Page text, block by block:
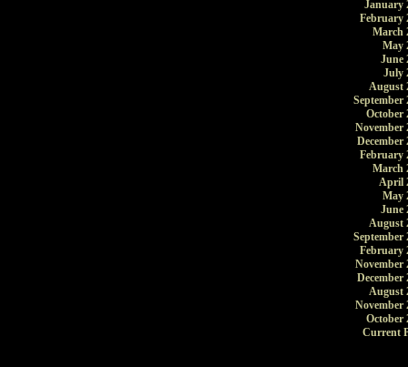
January
February
March
May
June
July
August
September
October
November
December
February
March
April
May
June
August
September
February
November
December
August
November
October
Current